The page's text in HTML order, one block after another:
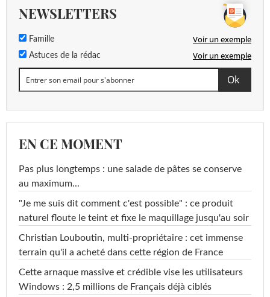
NEWSLETTERS
Famille Voir un exemple
Astuces de la rédac Voir un exemple
EN CE MOMENT
Pas plus longtemps : une salade de pâtes se conserve
au maximum...
"Je me suis dit comment c'est possible" : ce produit
naturel floute le teint et fixe le maquillage jusqu'au soir
Christian Louboutin, multi-propriétaire : cet immense
terrain qu'il a acheté dans cette région de France
Cette arnaque massive et crédible vise les utilisateurs
Windows : 2,5 millions de Français déjà ciblés